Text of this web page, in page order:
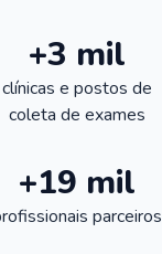
+3 mil
clínicas e postos de
coleta de exames
+19 mil
parceiros